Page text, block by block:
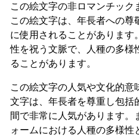
この絵文字の非ロマンチック
この絵文字は、年長者への尊
に使用されることがあります
性を祝う文脈で、人種の多様
ることがあります。
この絵文字の人気や文化的
文字は、年長者を尊重し包括
間で非常に人気があります。
ォームにおける人種の多様